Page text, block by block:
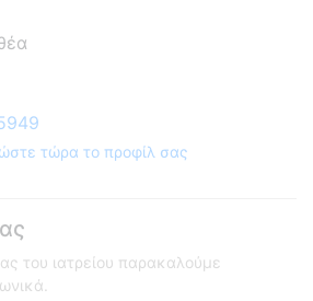
τώρα το προφίλ σας
του ιατρείου παρακαλούμε